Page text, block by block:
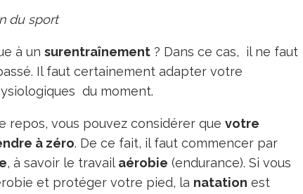
du sport
à un surentraînement ? Dans ce cas, il ne faut
Il faut certainement adapter votre
du moment.
repos, vous pouvez considérer que votre
à zéro. De ce fait, il faut commencer par
, à savoir le travail aérobie (endurance). Si vous
et protéger votre pied, la natation est